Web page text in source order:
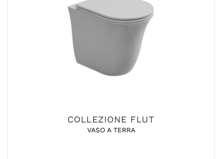
COLLEZIONE FLUT
VASO A TERRA